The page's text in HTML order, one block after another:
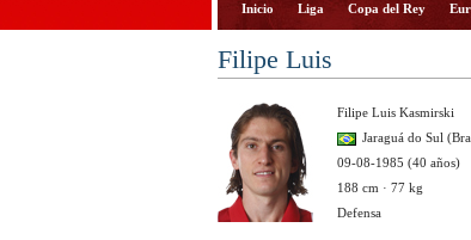
Inicio Liga Copa del Rey
Filipe Luis
Filipe Luis Kasmirski
Jaraguá do Sul
09-08-1985 (40 años)
188 cm · 77 kg
Defensa